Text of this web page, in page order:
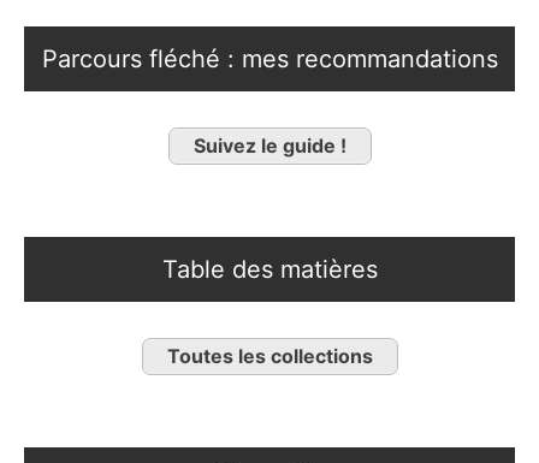
Parcours fléché : mes recommandations
Suivez le guide !
Table des matières
Toutes les collections